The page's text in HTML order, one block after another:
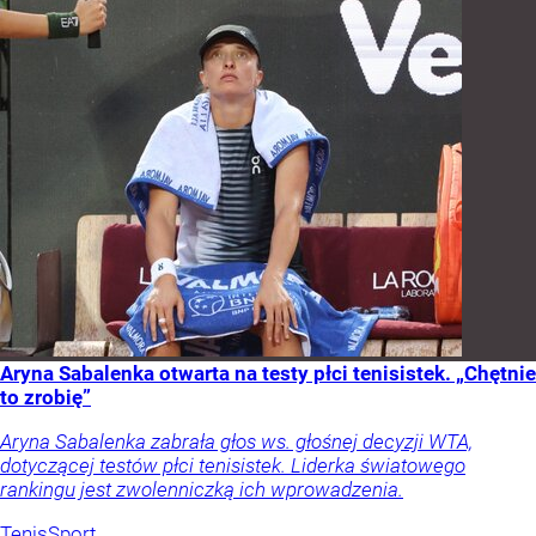
Aryna Sabalenka otwarta na testy płci tenisistek. „Chętnie
to zrobię”
Aryna Sabalenka zabrała głos ws. głośnej decyzji WTA,
dotyczącej testów płci tenisistek. Liderka światowego
rankingu jest zwolenniczką ich wprowadzenia.